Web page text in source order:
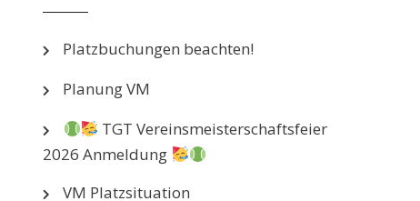
Platzbuchungen beachten!
Planung VM
TGT Vereinsmeisterschaftsfeier
2026 Anmeldung
VM Platzsituation